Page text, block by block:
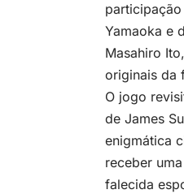
Yamaoka e
Masahiro
originais da
O jogo
de James
enigmática
receber
falecida